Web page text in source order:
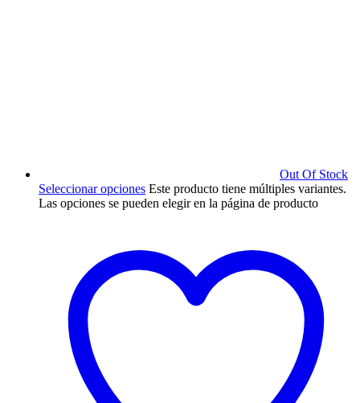
Out Of Stock
Seleccionar opciones Este producto tiene múltiples variantes.
Las opciones se pueden elegir en la página de producto